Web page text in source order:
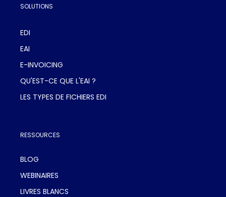
SOLUTIONS
EDI
EAI
E-INVOICING
QU'EST-CE QUE L'EAI ?
LES TYPES DE FICHIERS EDI
RESSOURCES
BLOG
WEBINAIRES
LIVRES BLANCS